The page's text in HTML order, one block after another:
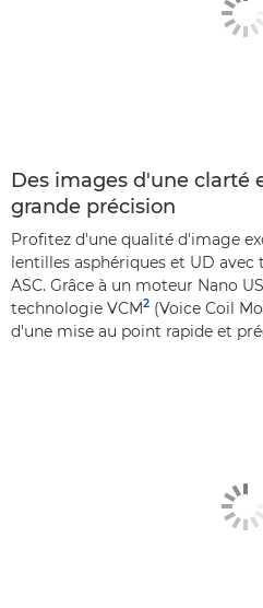
Des images d'une clarté
grande précision
Profitez d'une qualité d'image
lentilles asphériques et UD
ASC. Grâce à un moteur Nano
technologie VCM2 (Voice Coil
d'une mise au point rapide et